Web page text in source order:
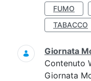
FUMO
TABACCO
Giornata
Contenuto
Giornata